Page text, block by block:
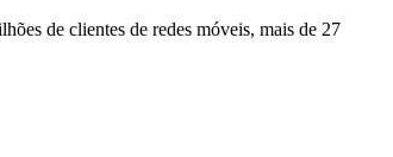
de clientes de redes móveis, mais de 27